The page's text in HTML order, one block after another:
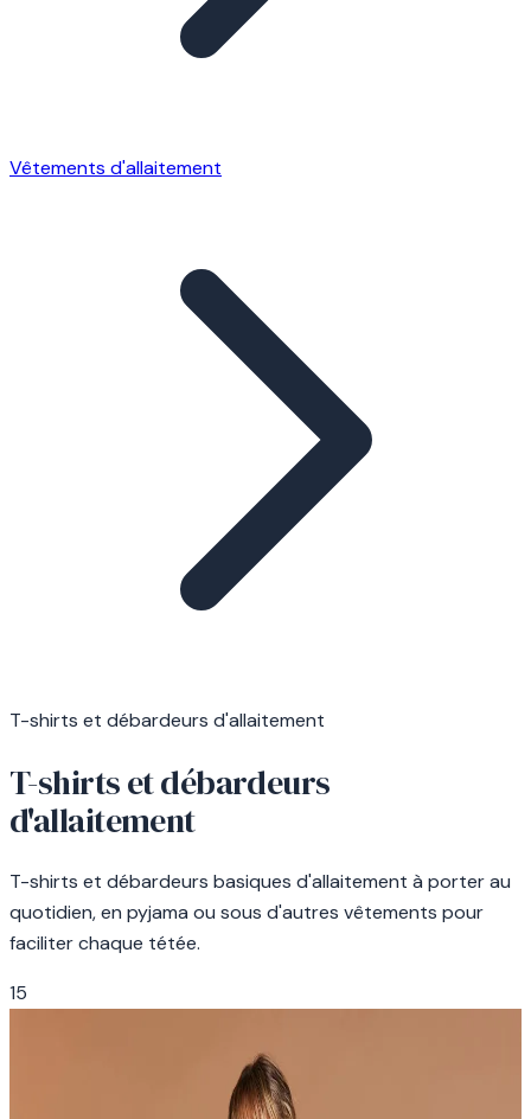
Vêtements d'allaitement
T-shirts et débardeurs d'allaitement
T-shirts et débardeurs
d'allaitement
T-shirts et débardeurs basiques d'allaitement à porter au
quotidien, en pyjama ou sous d'autres vêtements pour
faciliter chaque tétée.
15